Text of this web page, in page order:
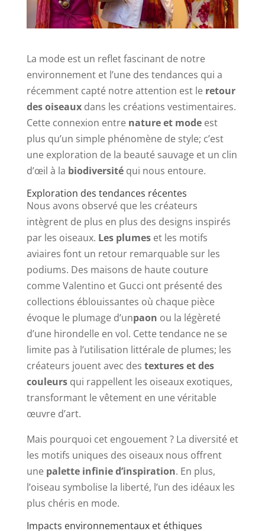
La mode est un reflet fascinant de notre
environnement et l’une des tendances qui a
récemment capté notre attention est le retour
des oiseauxdans les créations vestimentaires.
Cette connexion entre nature et modeest
plus qu’un simple phénomène de style; c’est
une exploration de la beauté sauvage et un clin
d’œil à la biodiversitéqui nous entoure.
Exploration des tendances récentes
Nous avons observé que les créateurs
intègrent de plus en plus des designs inspirés
par les oiseaux. Les plumeset les motifs
aviaires font un retour remarquable sur les
podiums. Des maisons de haute couture
comme Valentino et Gucci ont présenté des
collections éblouissantes où chaque pièce
évoque le plumage d’unpaon ou la légèreté
d’une hirondelle en vol. Cette tendance ne se
limite pas à l’utilisation littérale de plumes; les
créateurs jouent avec des textures et des
couleursqui rappellent les oiseaux exotiques,
transformant le vêtement en une véritable
œuvre d’art.
Mais pourquoi cet engouement ? La diversité et
les motifs uniques des oiseaux nous offrent
une palette infinie d’inspiration. En plus,
l’oiseau symbolise la liberté, l’un des idéaux les
plus chéris en mode.
Impacts environnementaux et éthiques